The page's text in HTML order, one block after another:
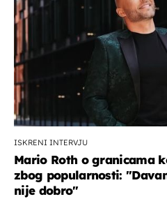
ISKRENI INTERVJU
Mario Roth o granicama
zbog popularnosti:
nije dobro"